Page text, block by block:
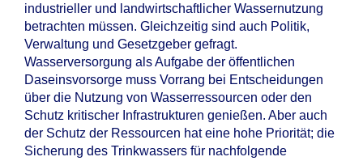
industrieller und landwirtschaftlicher Wassernutzung
betrachten müssen. Gleichzeitig sind auch Politik,
Verwaltung und Gesetzgeber gefragt.
Wasserversorgung als Aufgabe der öffentlichen
Daseinsvorsorge muss Vorrang bei Entscheidungen
über die Nutzung von Wasserressourcen oder den
Schutz kritischer Infrastrukturen genießen. Aber auch
der Schutz der Ressourcen hat eine hohe Priorität; die
Sicherung des Trinkwassers für nachfolgende